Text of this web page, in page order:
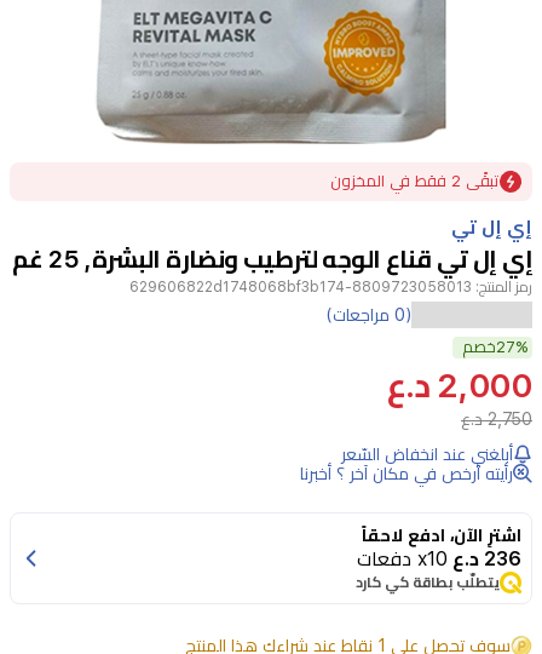
1
تبقًى 2 فقط في المخزون
إي إل تي
إي إل تي قناع الوجه لترطيب ونضارة البشرة, 25 غم
رمز المنتج: 8809723058013-629606822d1748068bf3b174
ELT
Megavita
C
للتجديد
قناع
ورقي
غني
بفيتامين
C
(0 مراجعات)
27%خصم
2,000 د.ع
2,750 د.ع
أبلغني عند انخفاض السّعر
رأيته أرخص في مكان آخر ؟ أخبرنا
اشترِ الآن، ادفع لاحقاً
236 د.ع x10 دفعات
يتطلّب بطاقة كي كارد
سوف تحصل على 1 نقاط عند شراءك هذا المنتج